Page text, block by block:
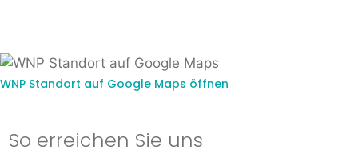
WNP Standort auf Google Maps öffnen
So erreichen Sie uns